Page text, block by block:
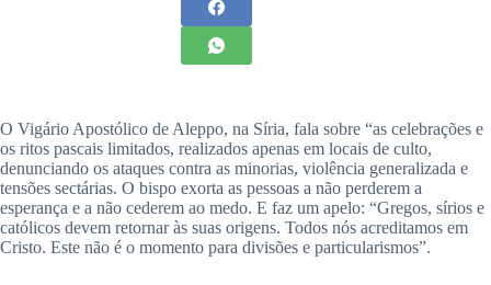
O Vigário Apostólico de Aleppo, na Síria, fala sobre “as celebrações e
os ritos pascais limitados, realizados apenas em locais de culto,
denunciando os ataques contra as minorias, violência generalizada e
tensões sectárias. O bispo exorta as pessoas a não perderem a
esperança e a não cederem ao medo. E faz um apelo: “Gregos, sírios e
católicos devem retornar às suas origens. Todos nós acreditamos em
Cristo. Este não é o momento para divisões e particularismos”.